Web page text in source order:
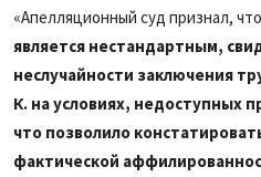
«Апелляционный суд признал, что
является нестандартным,
неслучайности заключения
К. на условиях, недоступных
что позволило
фактической